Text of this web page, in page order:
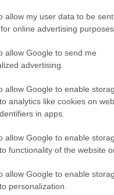
allow my user data to be
online advertising purposes.
allow Google to send me
advertising.
allow Google to enable
analytics like cookies on
in apps.
allow Google to enable
functionality of the website
allow Google to enable
personalization.
5 ZE620KL – bízd rá
teszt - telefon, ami egyszerre
Törékenyebb a Victus a
Samsung Galaxy